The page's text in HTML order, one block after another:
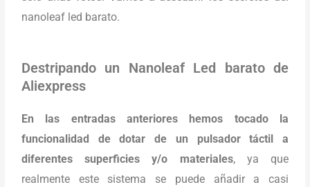
nanoleaf led barato.
Destripando un Nanoleaf Led barato de
Aliexpress
En las entradas anteriores hemos tocado la
funcionalidad de dotar de un pulsador táctil a
diferentes superficies y/o materiales, ya que
realmente este sistema se puede añadir a casi